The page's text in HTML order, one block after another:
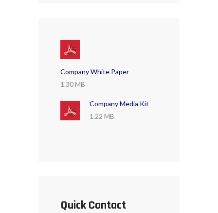
Company White Paper
1.30 MB
Company Media Kit
1.22 MB
Quick Contact